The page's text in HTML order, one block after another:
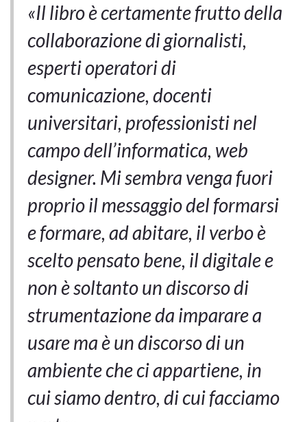
«Il libro è certamente frutto della
collaborazione di giornalisti,
esperti operatori di
comunicazione, docenti
universitari, professionisti nel
campo dell’informatica, web
designer. Mi sembra venga fuori
proprio il messaggio del formarsi
e formare, ad abitare, il verbo è
scelto pensato bene, il digitale e
non è soltanto un discorso di
strumentazione da imparare a
usare ma è un discorso di un
ambiente che ci appartiene, in
cui siamo dentro, di cui facciamo